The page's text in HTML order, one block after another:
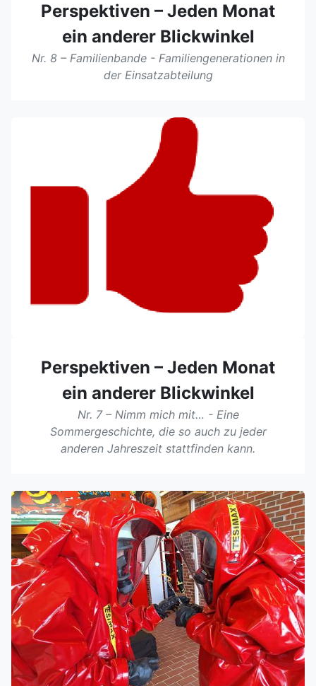
Perspektiven – Jeden Monat
ein anderer Blickwinkel
Nr. 8 – Familienbande - Familiengenerationen in
der Einsatzabteilung
Perspektiven – Jeden Monat
ein anderer Blickwinkel
Nr. 7 – Nimm mich mit… - Eine
Sommergeschichte, die so auch zu jeder
anderen Jahreszeit stattfinden kann.